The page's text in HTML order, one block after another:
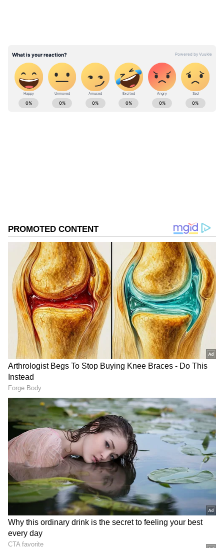
- విద్యార్హతలు:
ఎంఎస్సీ పాసైన అభ్యర్థులు దరఖాస్తు చేయాలి. 2019,
2020, 2021 సంవత్సరాల్లో పాస్ అయినవారు మాత్రమే
దరఖాస్తు చేయాలి.
- అనుభవం:ఐటీ కంపెనీలో కనీసం 6 నెలల నుంచి 12
నెలలు పనిచేసిన అనుభవం ఉండాలి.
- ఎంపిక విధానం:ఆన్‌లైన్ టెస్ట్ ద్వారా అభ్యర్థులను
ఎంపిక చేస్తారు.
ABOUT THE AUTHOR
DOWNLOAD APP
RECOMMENDED STORIES